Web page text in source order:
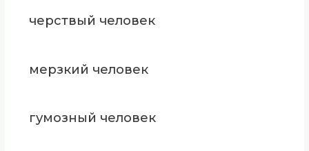
черствый человек
мерзкий человек
гумозный человек